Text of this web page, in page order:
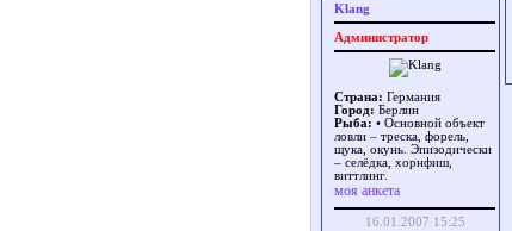
Klang
Администратор
Страна: Германия
Город: Берлин
Рыба: • Основной объект
ловли – треска, форель,
щука, окунь. Эпизодически
– селёдка, хорнфиш,
виттлинг.
моя анкета
16.01.2007 15:25